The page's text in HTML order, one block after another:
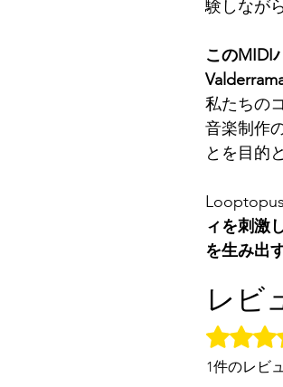
験しなが
このMIDI
私たちの
音楽制作
とを目的
ィを刺激
を生み出
レビ
5つ星のう
1件のレビ